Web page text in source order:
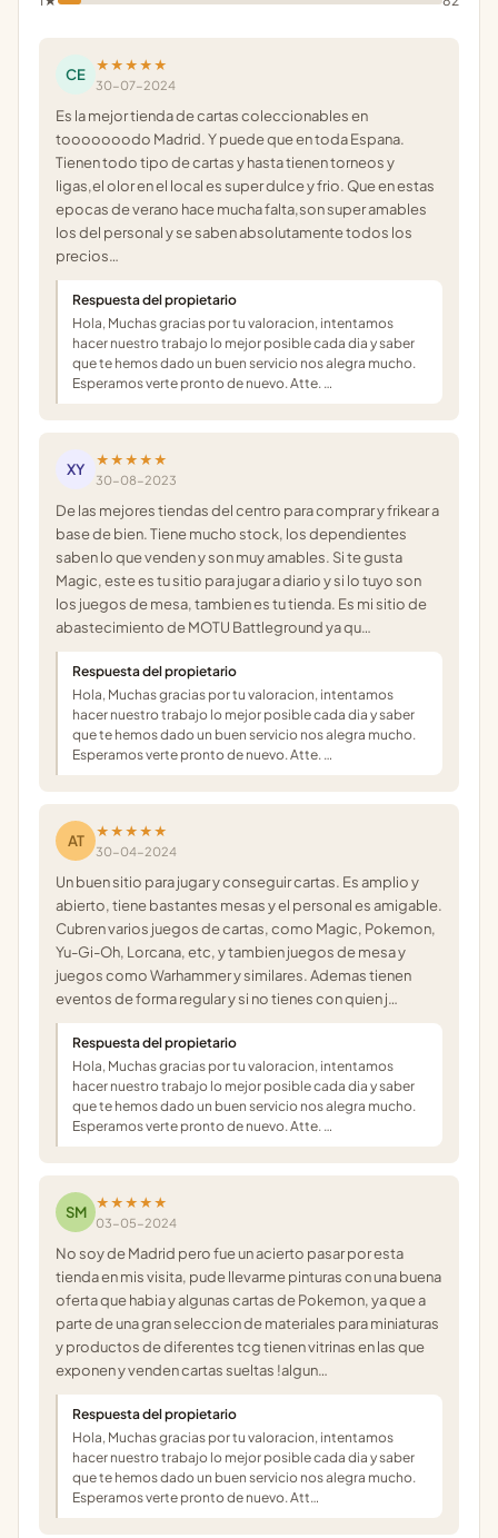
CE
★★★★★
30-07-2024
Es la mejor tienda de cartas coleccionables en
tooooooodo Madrid. Y puede que en toda Espana.
Tienen todo tipo de cartas y hasta tienen torneos y
ligas,el olor en el local es super dulce y frio. Que en estas
epocas de verano hace mucha falta,son super amables
los del personal y se saben absolutamente todos los
precios…
Respuesta del propietario
Hola, Muchas gracias por tu valoracion, intentamos
hacer nuestro trabajo lo mejor posible cada dia y saber
que te hemos dado un buen servicio nos alegra mucho.
Esperamos verte pronto de nuevo. Atte. …
XY
★★★★★
30-08-2023
De las mejores tiendas del centro para comprar y frikear a
base de bien. Tiene mucho stock, los dependientes
saben lo que venden y son muy amables. Si te gusta
Magic, este es tu sitio para jugar a diario y si lo tuyo son
los juegos de mesa, tambien es tu tienda. Es mi sitio de
abastecimiento de MOTU Battleground ya qu…
Respuesta del propietario
Hola, Muchas gracias por tu valoracion, intentamos
hacer nuestro trabajo lo mejor posible cada dia y saber
que te hemos dado un buen servicio nos alegra mucho.
Esperamos verte pronto de nuevo. Atte. …
AT
★★★★★
30-04-2024
Un buen sitio para jugar y conseguir cartas. Es amplio y
abierto, tiene bastantes mesas y el personal es amigable.
Cubren varios juegos de cartas, como Magic, Pokemon,
Yu-Gi-Oh, Lorcana, etc, y tambien juegos de mesa y
juegos como Warhammer y similares. Ademas tienen
eventos de forma regular y si no tienes con quien j…
Respuesta del propietario
Hola, Muchas gracias por tu valoracion, intentamos
hacer nuestro trabajo lo mejor posible cada dia y saber
que te hemos dado un buen servicio nos alegra mucho.
Esperamos verte pronto de nuevo. Atte. …
SM
★★★★★
03-05-2024
No soy de Madrid pero fue un acierto pasar por esta
tienda en mis visita, pude llevarme pinturas con una buena
oferta que habia y algunas cartas de Pokemon, ya que a
parte de una gran seleccion de materiales para miniaturas
y productos de diferentes tcg tienen vitrinas en las que
exponen y venden cartas sueltas !algun…
Respuesta del propietario
Hola, Muchas gracias por tu valoracion, intentamos
hacer nuestro trabajo lo mejor posible cada dia y saber
que te hemos dado un buen servicio nos alegra mucho.
Esperamos verte pronto de nuevo. Att…